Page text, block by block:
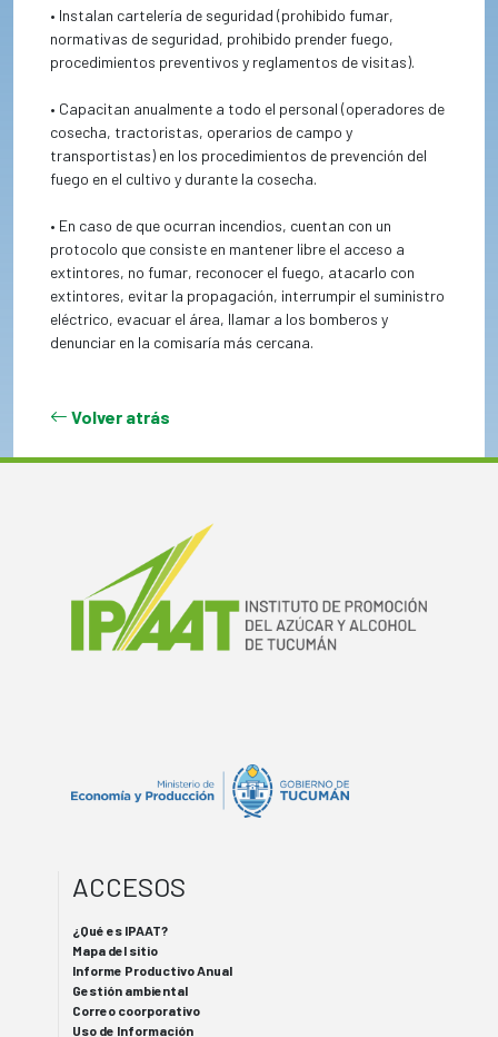
• Instalan cartelería de seguridad (prohibido fumar,
normativas de seguridad, prohibido prender fuego,
procedimientos preventivos y reglamentos de visitas).
• Capacitan anualmente a todo el personal (operadores de
cosecha, tractoristas, operarios de campo y
transportistas) en los procedimientos de prevención del
fuego en el cultivo y durante la cosecha.
• En caso de que ocurran incendios, cuentan con un
protocolo que consiste en mantener libre el acceso a
extintores, no fumar, reconocer el fuego, atacarlo con
extintores, evitar la propagación, interrumpir el suministro
eléctrico, evacuar el área, llamar a los bomberos y
denunciar en la comisaría más cercana.
Volver atrás
ACCESOS
¿Qué es IPAAT?
Mapa del sitio
Informe Productivo Anual
Gestión ambiental
Correo coorporativo
Uso de Información